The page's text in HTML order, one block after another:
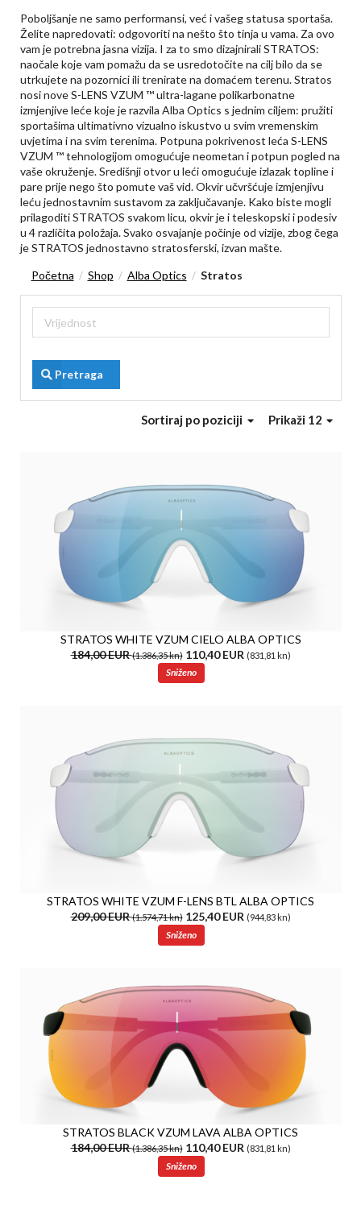
Poboljšanje ne samo performansi, već i vašeg statusa sportaša.
Želite napredovati: odgovoriti na nešto što tinja u vama. Za ovo
vam je potrebna jasna vizija. I za to smo dizajnirali STRATOS:
naočale koje vam pomažu da se usredotočite na cilj bilo da se
utrkujete na pozornici ili trenirate na domaćem terenu. Stratos
nosi nove S-LENS VZUM ™ ultra-lagane polikarbonatne
izmjenjive leće koje je razvila Alba Optics s jednim ciljem: pružiti
sportašima ultimativno vizualno iskustvo u svim vremenskim
uvjetima i na svim terenima. Potpuna pokrivenost leća S-LENS
VZUM ™ tehnologijom omogućuje neometan i potpun pogled na
vaše okruženje. Središnji otvor u leći omogućuje izlazak topline i
pare prije nego što pomute vaš vid. Okvir učvršćuje izmjenjivu
leću jednostavnim sustavom za zaključavanje. Kako biste mogli
prilagoditi STRATOS svakom licu, okvir je i teleskopski i podesiv
u 4 različita položaja. Svako osvajanje počinje od vizije, zbog čega
je STRATOS jednostavno stratosferski, izvan mašte.
Početna / Shop / Alba Optics / Stratos
Pretraga
Prikaži 12
Sortiraj po poziciji
STRATOS WHITE VZUM CIELO ALBA OPTICS
184,00 EUR(1.386,35 kn)110,40 EUR (831,81 kn)
Sniženo
STRATOS WHITE VZUM F-LENS BTL ALBA OPTICS
209,00 EUR(1.574,71 kn)125,40 EUR (944,83 kn)
Sniženo
STRATOS BLACK VZUM LAVA ALBA OPTICS
184,00 EUR(1.386,35 kn)110,40 EUR (831,81 kn)
Sniženo